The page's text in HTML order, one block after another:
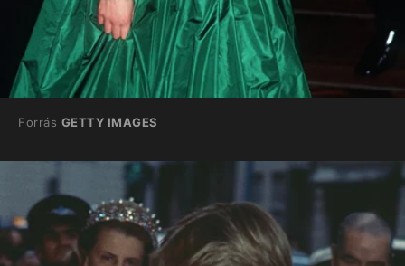
Forrás GETTY IMAGES